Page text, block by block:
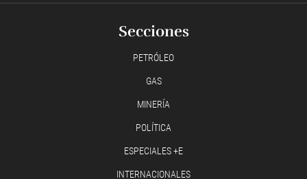
Secciones
PETRÓLEO
GAS
MINERÍA
POLÍTICA
ESPECIALES +E
INTERNACIONALES